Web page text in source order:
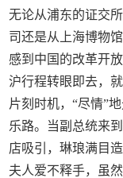
无论从浦东的证交
司还是从上海博物
感到中国的改革开
沪行程转眼即去，
片刻时机，“尽情”
乐路。当副总统来
店吸引，琳琅满目
夫人爱不释手，虽